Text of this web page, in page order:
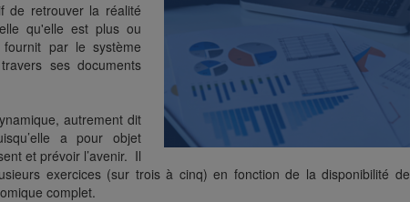
de retrouver la réalité
qu'elle est plus ou
par le système
ses documents
autrement dit
a pour objet
et prévoir l’avenir. Il
exercices (sur trois à cinq) en fonction de la disponibilité de
complet.